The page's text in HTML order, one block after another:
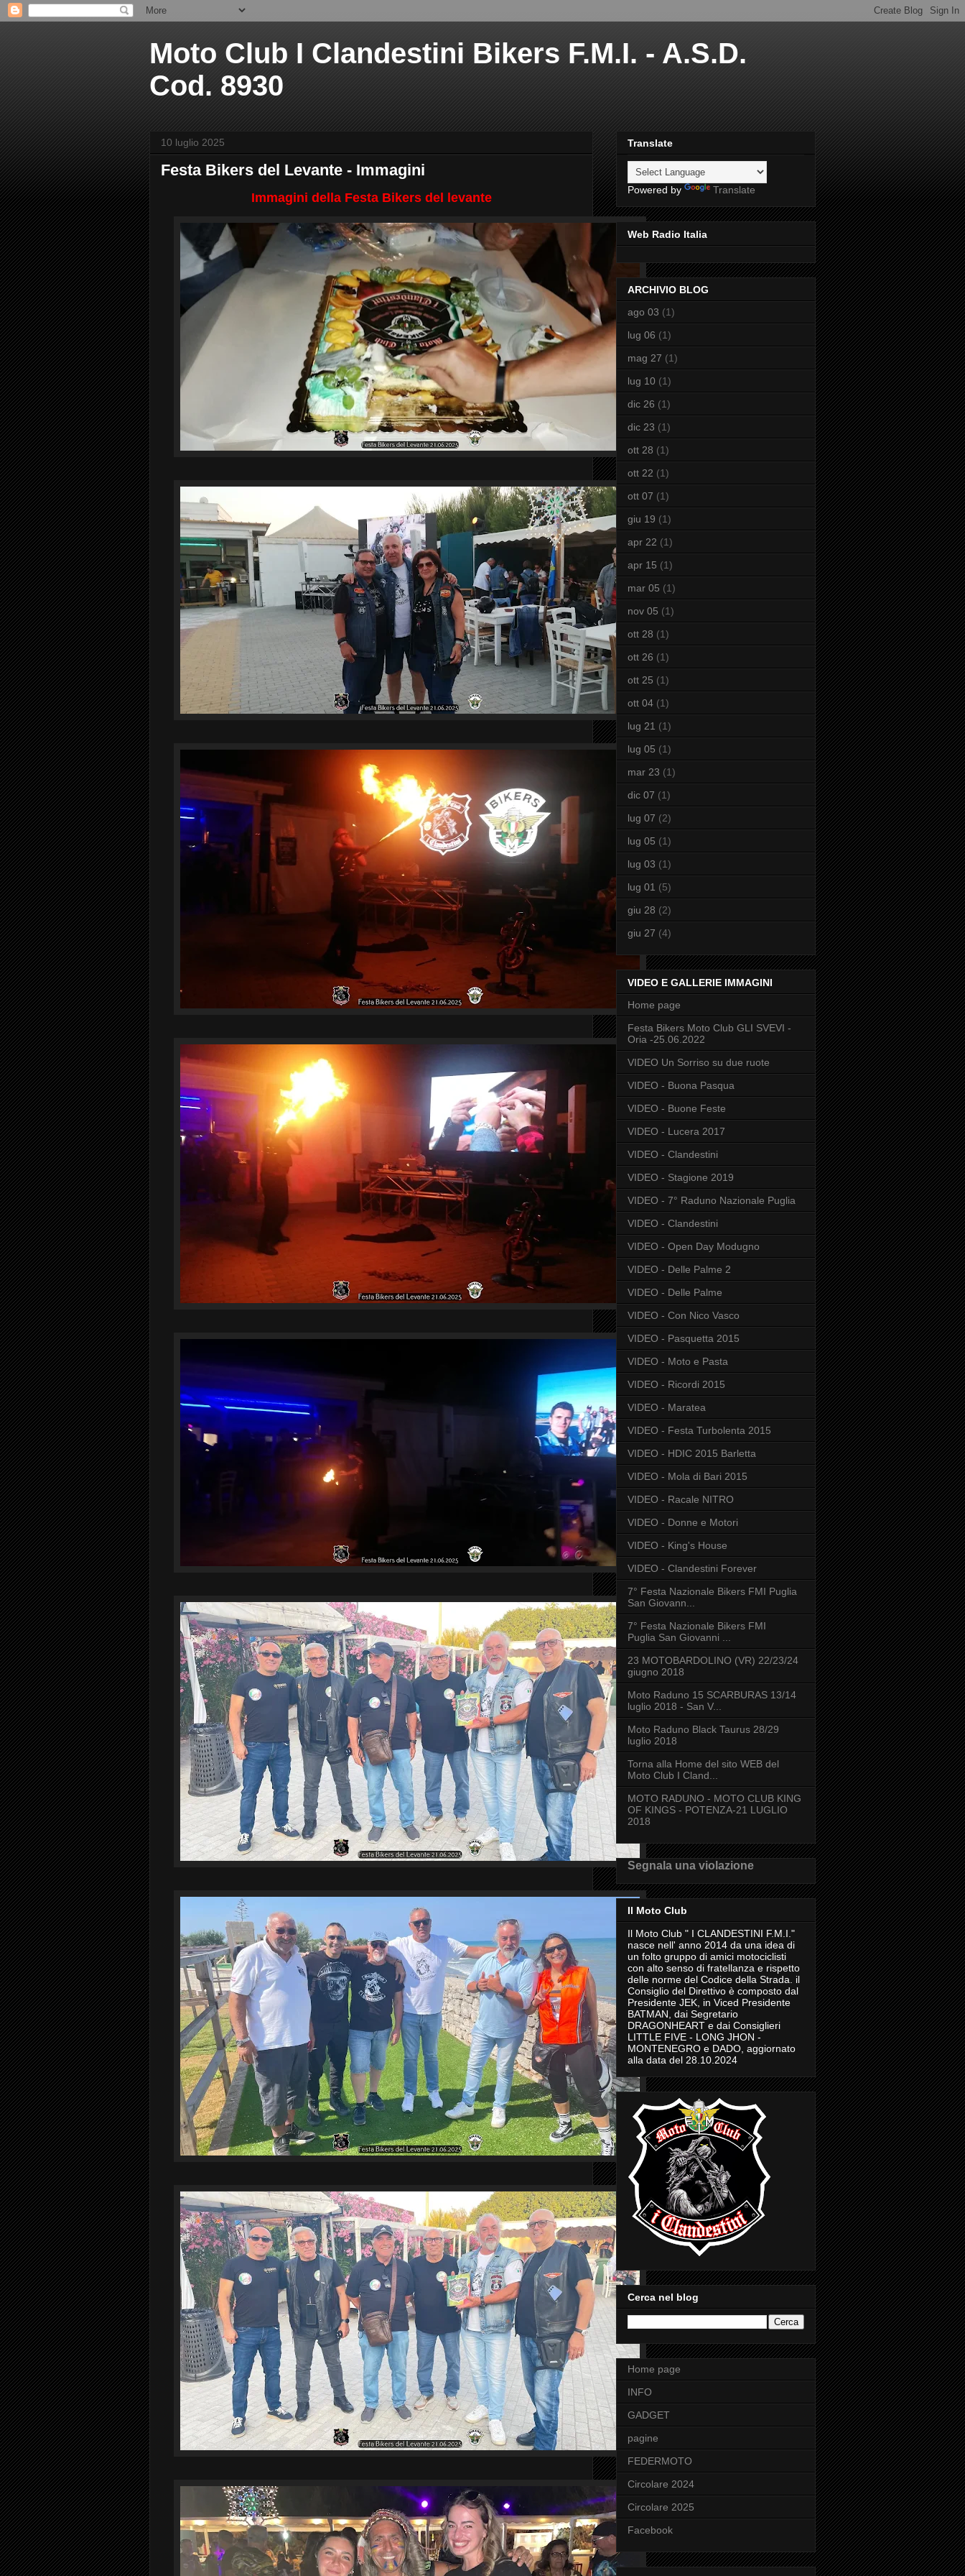
Moto Club I Clandestini Bikers F.M.I. - A.S.D.
Cod. 8930
10 luglio 2025
Festa Bikers del Levante - Immagini
Immagini della Festa Bikers del levante
Translate
Powered by Translate
Web Radio Italia
ARCHIVIO BLOG
ago 03 (1)
lug 06 (1)
mag 27 (1)
lug 10 (1)
dic 26 (1)
dic 23 (1)
ott 28 (1)
ott 22 (1)
ott 07 (1)
giu 19 (1)
apr 22 (1)
apr 15 (1)
mar 05 (1)
nov 05 (1)
ott 28 (1)
ott 26 (1)
ott 25 (1)
ott 04 (1)
lug 21 (1)
lug 05 (1)
mar 23 (1)
dic 07 (1)
lug 07 (2)
lug 05 (1)
lug 03 (1)
lug 01 (5)
giu 28 (2)
giu 27 (4)
VIDEO E GALLERIE IMMAGINI
Home page
Festa Bikers Moto Club GLI SVEVI -
Oria -25.06.2022
VIDEO Un Sorriso su due ruote
VIDEO - Buona Pasqua
VIDEO - Buone Feste
VIDEO - Lucera 2017
VIDEO - Clandestini
VIDEO - Stagione 2019
VIDEO - 7° Raduno Nazionale Puglia
VIDEO - Clandestini
VIDEO - Open Day Modugno
VIDEO - Delle Palme 2
VIDEO - Delle Palme
VIDEO - Con Nico Vasco
VIDEO - Pasquetta 2015
VIDEO - Moto e Pasta
VIDEO - Ricordi 2015
VIDEO - Maratea
VIDEO - Festa Turbolenta 2015
VIDEO - HDIC 2015 Barletta
VIDEO - Mola di Bari 2015
VIDEO - Racale NITRO
VIDEO - Donne e Motori
VIDEO - King's House
VIDEO - Clandestini Forever
7° Festa Nazionale Bikers FMI Puglia
San Giovann...
7° Festa Nazionale Bikers FMI
Puglia San Giovanni ...
23 MOTOBARDOLINO (VR) 22/23/24
giugno 2018
Moto Raduno 15 SCARBURAS 13/14
luglio 2018 - San V...
Moto Raduno Black Taurus 28/29
luglio 2018
Torna alla Home del sito WEB del
Moto Club I Cland...
MOTO RADUNO - MOTO CLUB KING
OF KINGS - POTENZA-21 LUGLIO
2018
Segnala una violazione
Il Moto Club
Il Moto Club " I CLANDESTINI F.M.I."
nasce nell' anno 2014 da una idea di
un folto gruppo di amici motociclisti
con alto senso di fratellanza e rispetto
delle norme del Codice della Strada. il
Consiglio del Direttivo è composto dal
Presidente JEK, in Viced Presidente
BATMAN, dai Segretario
DRAGONHEART e dai Consiglieri
LITTLE FIVE - LONG JHON -
MONTENEGRO e DADO, aggiornato
alla data del 28.10.2024
Cerca nel blog
Home page
INFO
GADGET
pagine
FEDERMOTO
Circolare 2024
Circolare 2025
Facebook